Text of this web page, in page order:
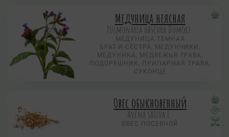
Медуница неясная
Pulmonaria obscura Dumort.
МЕДУНИЦА ТЕМНАЯ
БРАТ-И-СЕСТРА, МЕДУНЧИКИ,
МЕДУНИКА, МЕДВЕЖЬЯ ТРАВА,
ПОДОРЕШНИК, ПРИПАРНАЯ ТРАВА,
СУКОНЦЕ
Овес обыкновенный
Avena sativa L.
ОВЕС ПОСЕВНОЙ